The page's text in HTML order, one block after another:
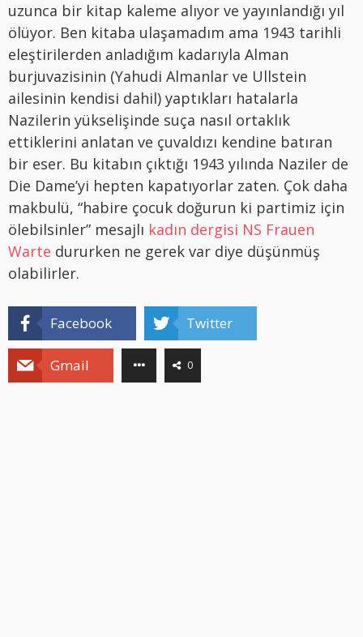
uzunca bir kitap kaleme alıyor ve yayınlandığı yıl
ölüyor. Ben kitaba ulaşamadım ama 1943 tarihli
eleştirilerden anladığım kadarıyla Alman
burjuvazisinin (Yahudi Almanlar ve Ullstein
ailesinin kendisi dahil) yaptıkları hatalarla
Nazilerin yükselişinde suça nasıl ortaklık
ettiklerini anlatan ve çuvaldızı kendine batıran
bir eser. Bu kitabın çıktığı 1943 yılında Naziler de
Die Dame’yi hepten kapatıyorlar zaten. Çok daha
makbulü, “habire çocuk doğurun ki partimiz için
ölebilsinler” mesajlı kadın dergisi NS Frauen
Warte dururken ne gerek var diye düşünmüş
olabilirler.
Facebook Twitter
Gmail 0